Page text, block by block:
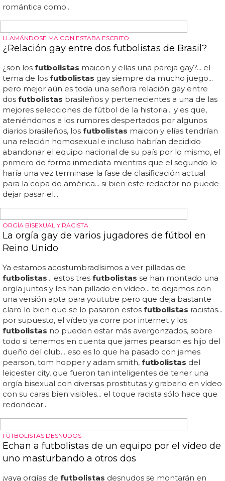
FUTBOLISTAS GAYS
El vídeo gay de futbolistas en momentos
homoeróticos
futbolistasdesnudos envestuarios,futbolistas
desnudos y mojados... aquí tienes el vídeo gay de
futbolistas en momentos homoeróticos... vídeo: los
momentos más gays de losfutbolistaste la pondrán
dura como un poste... si no te gustaba el fútbol hasta este
preciso momento, quizás va siendo hora de que te
replantees tus gustos en materia de deporte... un usuario
vídeos gays que están en youtube pero son más
sugerentes que algunas películas porno gay... está claro
que los astros del balompié levantan pasiones entre los
romántica como...
¿Relación gay entre dos futbolistas de Brasil?
¿son losfutbolistasmaicon y elías una pareja gay?... el
pero mejor aún es toda una señora relación gay entre